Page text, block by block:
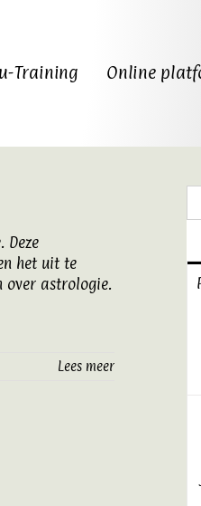
Training Online
het uit te
over astrologie.
Lees meer